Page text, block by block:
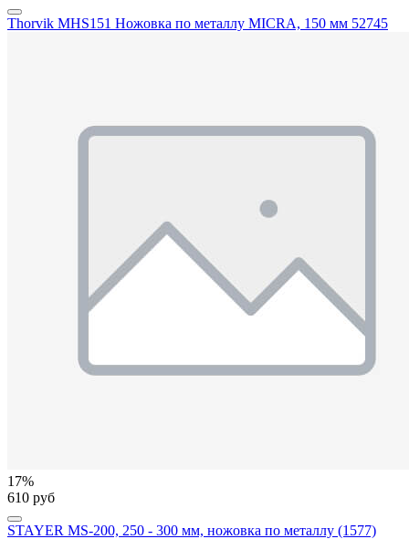
Thorvik MHS151 Ножовка по металлу MIСRA, 150 мм 52745
17%
610 руб
STAYER MS-200, 250 - 300 мм, ножовка по металлу (1577)